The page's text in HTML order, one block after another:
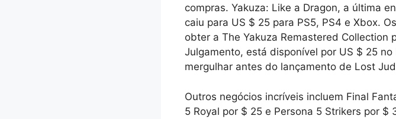
compras. Yakuza: Like a Dragon, a última
caiu para US $ 25 para PS5, PS4 e Xbox.
obter a The Yakuza Remastered
Julgamento, está disponível por US $ 25
mergulhar antes do lançamento de Lost
Outros negócios incríveis ​​incluem Final
5 Royal por $ 25 e Persona 5 Strikers por